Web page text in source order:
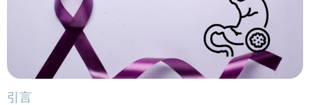
擁抱每刻，留住這愛。
輕鬆一下，充下電啦！
引言